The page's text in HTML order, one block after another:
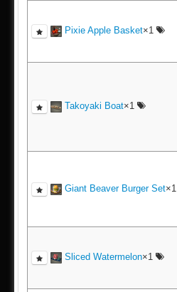
Pixie Apple Basket×1
Takoyaki Boat×1
Giant Beaver Burger Set×1
Sliced Watermelon×1